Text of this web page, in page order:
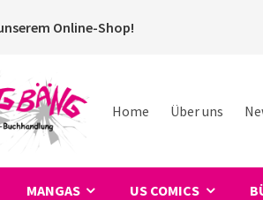
Online-Shop!
Home Über uns
MANGAS US COMICS